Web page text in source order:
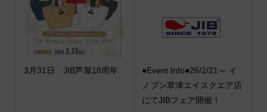
3月31日 JIB芦屋18周年
●Event Info●26/2/21～ イ
ノブン草津エイスクエア店
にてJIBフェア開催！